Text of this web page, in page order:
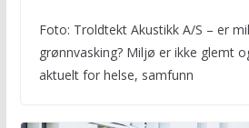
Foto: Troldtekt Akustikk A/S – er
grønnvasking? Miljø er ikke glemt
aktuelt for helse, samfunn